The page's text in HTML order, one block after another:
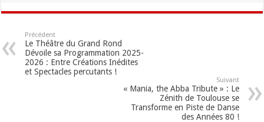
Précédent
Le Théâtre du Grand Rond
Dévoile sa Programmation 2025-
2026 : Entre Créations Inédites
et Spectacles percutants !
Suivant
« Mania, the Abba Tribute » : Le
Zénith de Toulouse se
Transforme en Piste de Danse
des Années 80 !